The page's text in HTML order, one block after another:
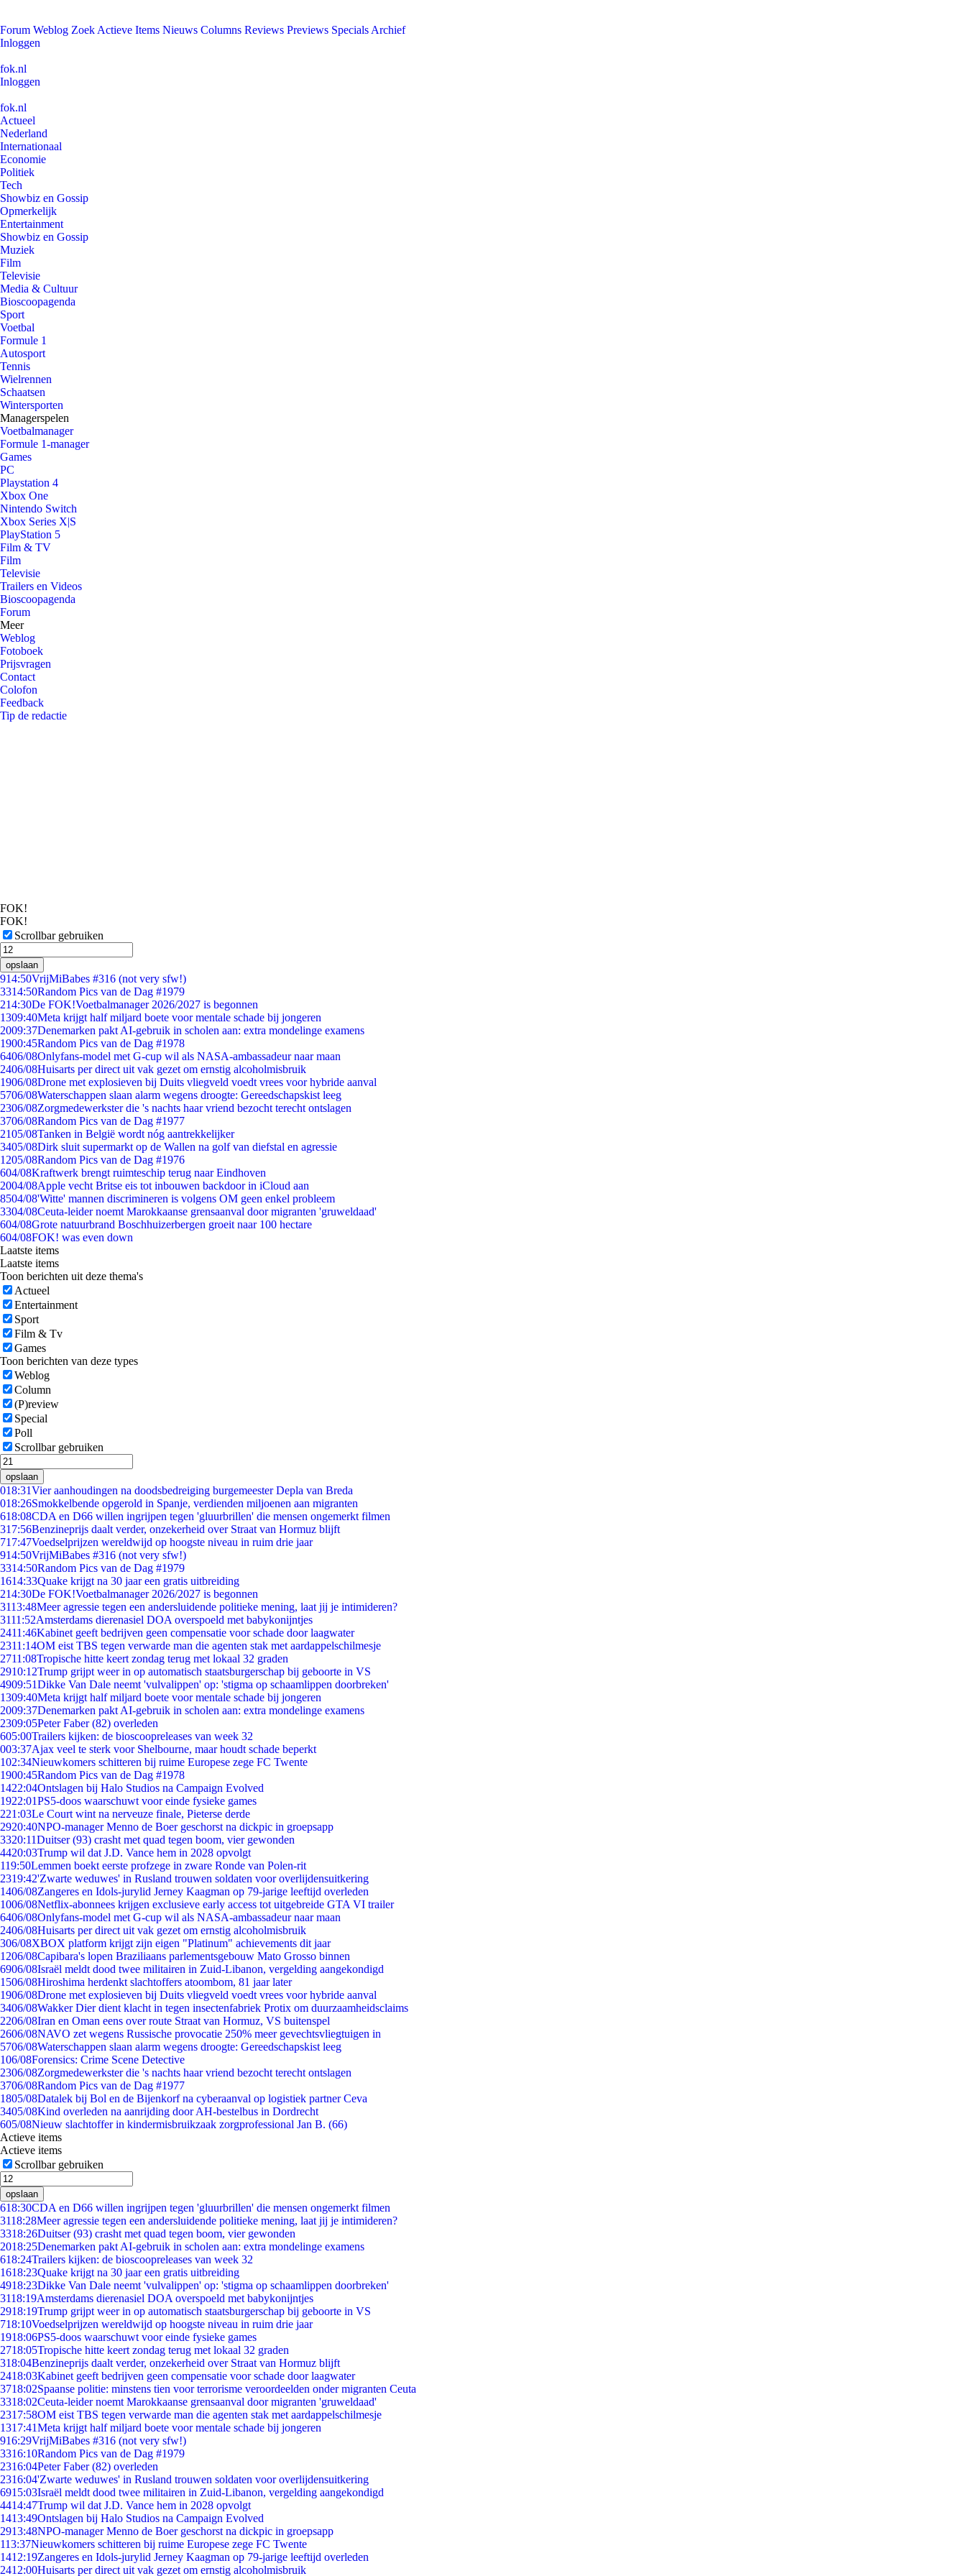
Forum Weblog Zoek Actieve Items Nieuws Columns Reviews Previews Specials Archief
Inloggen
fok.nl
Inloggen
fok.nl
Actueel
Nederland
Internationaal
Economie
Politiek
Tech
Showbiz en Gossip
Opmerkelijk
Entertainment
Showbiz en Gossip
Muziek
Film
Televisie
Media & Cultuur
Bioscoopagenda
Sport
Voetbal
Formule 1
Autosport
Tennis
Wielrennen
Schaatsen
Wintersporten
Managerspelen
Voetbalmanager
Formule 1-manager
Games
PC
Playstation 4
Xbox One
Nintendo Switch
Xbox Series X|S
PlayStation 5
Film & TV
Film
Televisie
Trailers en Videos
Bioscoopagenda
Forum
Meer
Weblog
Fotoboek
Prijsvragen
Contact
Colofon
Feedback
Tip de redactie
FOK!
FOK!
Scrollbar gebruiken
opslaan
914:50VrijMiBabes #316 (not very sfw!)
3314:50Random Pics van de Dag #1979
214:30De FOK!Voetbalmanager 2026/2027 is begonnen
1309:40Meta krijgt half miljard boete voor mentale schade bij jongeren
2009:37Denemarken pakt AI-gebruik in scholen aan: extra mondelinge examens
1900:45Random Pics van de Dag #1978
6406/08Onlyfans-model met G-cup wil als NASA-ambassadeur naar maan
2406/08Huisarts per direct uit vak gezet om ernstig alcoholmisbruik
1906/08Drone met explosieven bij Duits vliegveld voedt vrees voor hybride aanval
5706/08Waterschappen slaan alarm wegens droogte: Gereedschapskist leeg
2306/08Zorgmedewerkster die 's nachts haar vriend bezocht terecht ontslagen
3706/08Random Pics van de Dag #1977
2105/08Tanken in België wordt nóg aantrekkelijker
3405/08Dirk sluit supermarkt op de Wallen na golf van diefstal en agressie
1205/08Random Pics van de Dag #1976
604/08Kraftwerk brengt ruimteschip terug naar Eindhoven
2004/08Apple vecht Britse eis tot inbouwen backdoor in iCloud aan
8504/08'Witte' mannen discrimineren is volgens OM geen enkel probleem
3304/08Ceuta-leider noemt Marokkaanse grensaanval door migranten 'gruweldaad'
604/08Grote natuurbrand Boschhuizerbergen groeit naar 100 hectare
604/08FOK! was even down
Laatste items
Laatste items
Toon berichten uit deze thema's
Actueel
Entertainment
Sport
Film & Tv
Games
Toon berichten van deze types
Weblog
Column
(P)review
Special
Poll
Scrollbar gebruiken
opslaan
018:31Vier aanhoudingen na doodsbedreiging burgemeester Depla van Breda
018:26Smokkelbende opgerold in Spanje, verdienden miljoenen aan migranten
618:08CDA en D66 willen ingrijpen tegen 'gluurbrillen' die mensen ongemerkt filmen
317:56Benzineprijs daalt verder, onzekerheid over Straat van Hormuz blijft
717:47Voedselprijzen wereldwijd op hoogste niveau in ruim drie jaar
914:50VrijMiBabes #316 (not very sfw!)
3314:50Random Pics van de Dag #1979
1614:33Quake krijgt na 30 jaar een gratis uitbreiding
214:30De FOK!Voetbalmanager 2026/2027 is begonnen
3113:48Meer agressie tegen een andersluidende politieke mening, laat jij je intimideren?
3111:52Amsterdams dierenasiel DOA overspoeld met babykonijntjes
2411:46Kabinet geeft bedrijven geen compensatie voor schade door laagwater
2311:14OM eist TBS tegen verwarde man die agenten stak met aardappelschilmesje
2711:08Tropische hitte keert zondag terug met lokaal 32 graden
2910:12Trump grijpt weer in op automatisch staatsburgerschap bij geboorte in VS
4909:51Dikke Van Dale neemt 'vulvalippen' op: 'stigma op schaamlippen doorbreken'
1309:40Meta krijgt half miljard boete voor mentale schade bij jongeren
2009:37Denemarken pakt AI-gebruik in scholen aan: extra mondelinge examens
2309:05Peter Faber (82) overleden
605:00Trailers kijken: de bioscoopreleases van week 32
003:37Ajax veel te sterk voor Shelbourne, maar houdt schade beperkt
102:34Nieuwkomers schitteren bij ruime Europese zege FC Twente
1900:45Random Pics van de Dag #1978
1422:04Ontslagen bij Halo Studios na Campaign Evolved
1922:01PS5-doos waarschuwt voor einde fysieke games
221:03Le Court wint na nerveuze finale, Pieterse derde
2920:40NPO-manager Menno de Boer geschorst na dickpic in groepsapp
3320:11Duitser (93) crasht met quad tegen boom, vier gewonden
4420:03Trump wil dat J.D. Vance hem in 2028 opvolgt
119:50Lemmen boekt eerste profzege in zware Ronde van Polen-rit
2319:42'Zwarte weduwes' in Rusland trouwen soldaten voor overlijdensuitkering
1406/08Zangeres en Idols-jurylid Jerney Kaagman op 79-jarige leeftijd overleden
1006/08Netflix-abonnees krijgen exclusieve early access tot uitgebreide GTA VI trailer
6406/08Onlyfans-model met G-cup wil als NASA-ambassadeur naar maan
2406/08Huisarts per direct uit vak gezet om ernstig alcoholmisbruik
306/08XBOX platform krijgt zijn eigen "Platinum" achievements dit jaar
1206/08Capibara's lopen Braziliaans parlementsgebouw Mato Grosso binnen
6906/08Israël meldt dood twee militairen in Zuid-Libanon, vergelding aangekondigd
1506/08Hiroshima herdenkt slachtoffers atoombom, 81 jaar later
1906/08Drone met explosieven bij Duits vliegveld voedt vrees voor hybride aanval
3406/08Wakker Dier dient klacht in tegen insectenfabriek Protix om duurzaamheidsclaims
2206/08Iran en Oman eens over route Straat van Hormuz, VS buitenspel
2606/08NAVO zet wegens Russische provocatie 250% meer gevechtsvliegtuigen in
5706/08Waterschappen slaan alarm wegens droogte: Gereedschapskist leeg
106/08Forensics: Crime Scene Detective
2306/08Zorgmedewerkster die 's nachts haar vriend bezocht terecht ontslagen
3706/08Random Pics van de Dag #1977
1805/08Datalek bij Bol en de Bijenkorf na cyberaanval op logistiek partner Ceva
3405/08Kind overleden na aanrijding door AH-bestelbus in Dordrecht
605/08Nieuw slachtoffer in kindermisbruikzaak zorgprofessional Jan B. (66)
Actieve items
Actieve items
Scrollbar gebruiken
opslaan
618:30CDA en D66 willen ingrijpen tegen 'gluurbrillen' die mensen ongemerkt filmen
3118:28Meer agressie tegen een andersluidende politieke mening, laat jij je intimideren?
3318:26Duitser (93) crasht met quad tegen boom, vier gewonden
2018:25Denemarken pakt AI-gebruik in scholen aan: extra mondelinge examens
618:24Trailers kijken: de bioscoopreleases van week 32
1618:23Quake krijgt na 30 jaar een gratis uitbreiding
4918:23Dikke Van Dale neemt 'vulvalippen' op: 'stigma op schaamlippen doorbreken'
3118:19Amsterdams dierenasiel DOA overspoeld met babykonijntjes
2918:19Trump grijpt weer in op automatisch staatsburgerschap bij geboorte in VS
718:10Voedselprijzen wereldwijd op hoogste niveau in ruim drie jaar
1918:06PS5-doos waarschuwt voor einde fysieke games
2718:05Tropische hitte keert zondag terug met lokaal 32 graden
318:04Benzineprijs daalt verder, onzekerheid over Straat van Hormuz blijft
2418:03Kabinet geeft bedrijven geen compensatie voor schade door laagwater
3718:02Spaanse politie: minstens tien voor terrorisme veroordeelden onder migranten Ceuta
3318:02Ceuta-leider noemt Marokkaanse grensaanval door migranten 'gruweldaad'
2317:58OM eist TBS tegen verwarde man die agenten stak met aardappelschilmesje
1317:41Meta krijgt half miljard boete voor mentale schade bij jongeren
916:29VrijMiBabes #316 (not very sfw!)
3316:10Random Pics van de Dag #1979
2316:04Peter Faber (82) overleden
2316:04'Zwarte weduwes' in Rusland trouwen soldaten voor overlijdensuitkering
6915:03Israël meldt dood twee militairen in Zuid-Libanon, vergelding aangekondigd
4414:47Trump wil dat J.D. Vance hem in 2028 opvolgt
1413:49Ontslagen bij Halo Studios na Campaign Evolved
2913:48NPO-manager Menno de Boer geschorst na dickpic in groepsapp
113:37Nieuwkomers schitteren bij ruime Europese zege FC Twente
1412:19Zangeres en Idols-jurylid Jerney Kaagman op 79-jarige leeftijd overleden
2412:00Huisarts per direct uit vak gezet om ernstig alcoholmisbruik